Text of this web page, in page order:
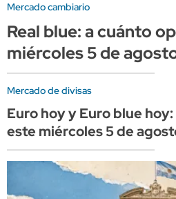
Mercado cambiario
Real blue: a cuánto
miércoles 5 de
Mercado de divisas
Euro hoy y Euro blue
este miércoles 5 de